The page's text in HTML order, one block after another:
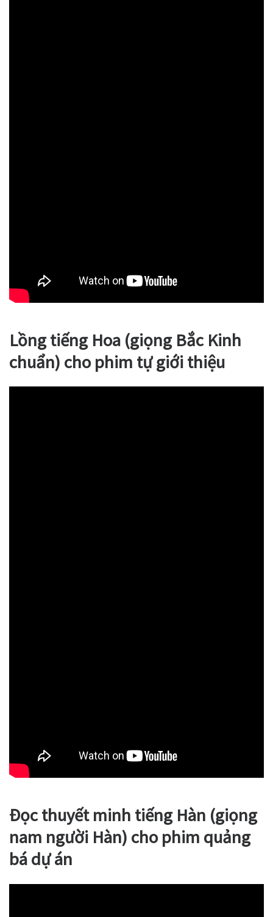
Lồng tiếng Hoa (giọng Bắc Kinh
chuẩn) cho phim tự giới thiệu
Đọc thuyết minh tiếng Hàn (giọng
nam người Hàn) cho phim quảng
bá dự án